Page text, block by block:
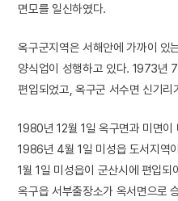
면모를 일신하였다.
옥구군지역은 서해안에 가까이 있
양식업이 성행하고 있다. 1973년
편입되었고, 옥구군 서수면 신기
1980년 12월 1일 옥구면과 미면이
1986년 4월 1일 미성읍 도서지역
1월 1일 미성읍이 군산시에 편입
옥구읍 서부출장소가 옥서면으로